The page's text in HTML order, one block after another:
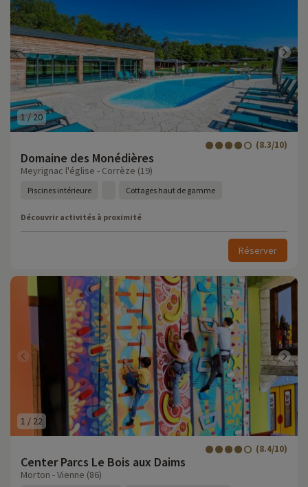
1/20
Domaine des Monédières
(8.3/10)
Meyrignac l'église - Corrèze (19)
Piscines intérieure Cottages haut de gamme
Découvrir activités à proximité
Réserver
1 / 22
Center Parcs Le Bois aux Daims
(8.4/10)
Morton - Vienne (86)